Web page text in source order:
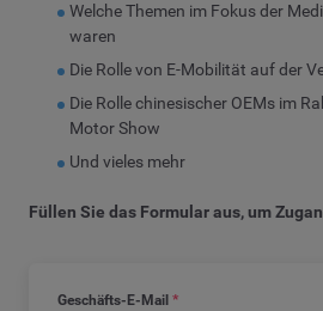
Geschäfts-E-Mail *
Welche Themen im Fokus der
waren
Die Rolle von E-Mobilität auf der
Die Rolle chinesischer OEMs im
Motor Show
Und vieles mehr
Füllen Sie das Formular aus, um